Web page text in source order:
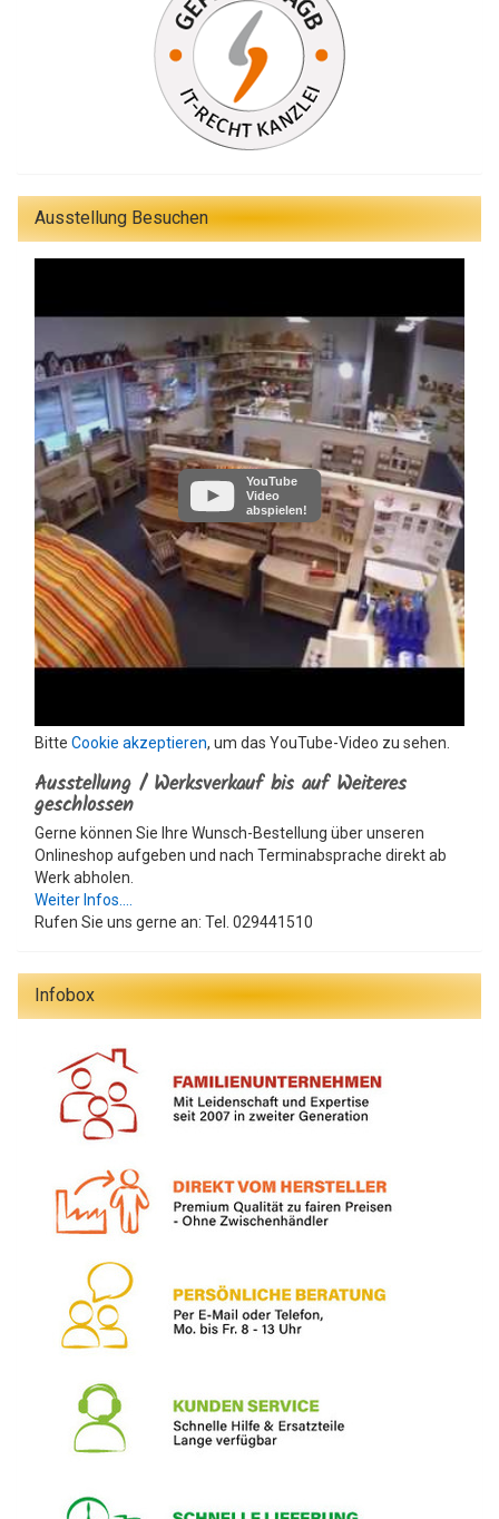
Ausstellung Besuchen
YouTube
Video
abspielen!
Bitte Cookie akzeptieren, um das YouTube-Video zu sehen.
Ausstellung / Werksverkauf bis auf Weiteres
geschlossen
Gerne können Sie Ihre Wunsch-Bestellung über unseren
Onlineshop aufgeben und nach Terminabsprache direkt ab
Werk abholen.
Weiter Infos....
Rufen Sie uns gerne an: Tel. 029441510
Infobox